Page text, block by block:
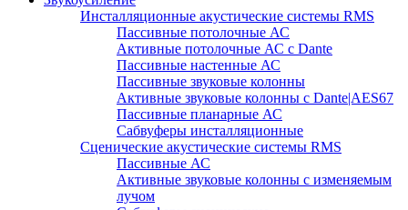
Инсталляционные акустические системы RMS
Пассивные потолочные АС
Активные потолочные АС с Dante
Пассивные настенные АС
Пассивные звуковые колонны
Активные звуковые колонны с Dante|AES67
Пассивные планарные АС
Сабвуферы инсталляционные
Сценические акустические системы RMS
Пассивные АС
Активные звуковые колонны с изменяемым
лучом